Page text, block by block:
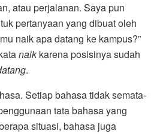
atau perjalanan. Saya pun
pertanyaan yang dibuat oleh
naik apa datang ke kampus?”
naikkarena posisinya sudah
.
Setiap bahasa tidak semata-
tata bahasa yang
situasi, bahasa juga